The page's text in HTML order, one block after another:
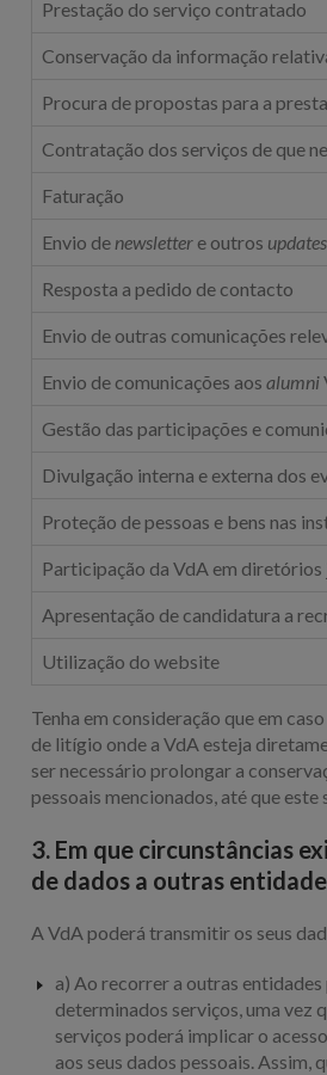
Prestação do serviço contratado
Conservação da informação
Procura de propostas para a
Contratação dos serviços de que
Faturação
Envio de newslettere outros updates
Resposta a pedido de contacto
Envio de outras comunicações
Envio de comunicações aos alumni
Gestão das participações e
Divulgação interna e externa dos
Proteção de pessoas e bens nas
Participação da VdA em
Apresentação de candidatura a
Utilização do website
Tenha em consideração que em
de litígio onde a VdA esteja
ser necessário prolongar a
pessoais mencionados, até que
3. Em que circunstâncias
de dados a outras
A VdA poderá transmitir os seus
a) Ao recorrer a outras
determinados serviços, uma vez
serviços poderá implicar o
aos seus dados pessoais. Assim,